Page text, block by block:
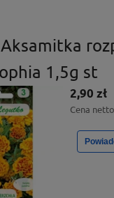
1,5g st
2,90 zł
Cena